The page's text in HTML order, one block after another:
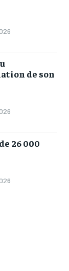
de son
26 000